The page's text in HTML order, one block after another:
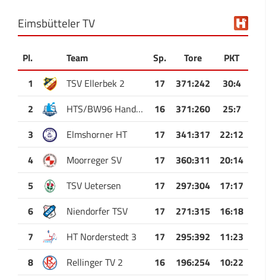
Eimsbütteler TV
Pl. Team Sp. Tore
PKT
1
TSV Ellerbek 2 17 371:242
30:4
2
HTS/BW96 Handball 16 371:260
25:7
3
Elmshorner HT 17 341:317
22:12
4
Moorreger SV 17 360:311
20:14
5
TSV Uetersen 17 297:304
17:17
6
Niendorfer TSV 17 271:315
16:18
7
HT Norderstedt 3 17 295:392
11:23
8
Rellinger TV 2 16 196:254
10:22